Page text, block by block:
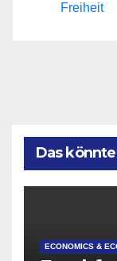
Freiheit
Das
ECONOMICS &